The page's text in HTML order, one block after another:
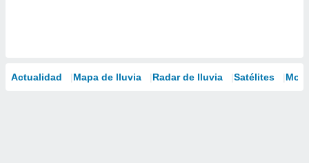
Actualidad Mapa de lluvia Radar de lluvia Satélites